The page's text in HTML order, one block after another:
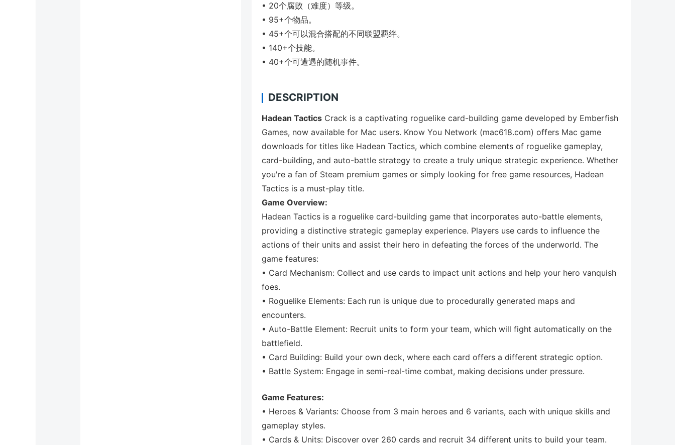
• 20个腐败（难度）等级。
• 95+个物品。
• 45+个可以混合搭配的不同联盟羁绊。
• 140+个技能。
• 40+个可遭遇的随机事件。
DESCRIPTION
Hadean Tactics Crack is a captivating roguelike card-building game developed by Emberfish
Games, now available for Mac users. Know You Network (mac618.com) offers Mac game
downloads for titles like Hadean Tactics, which combine elements of roguelike gameplay,
card-building, and auto-battle strategy to create a truly unique strategic experience. Whether
you're a fan of Steam premium games or simply looking for free game resources, Hadean
Tactics is a must-play title.
Game Overview:
Hadean Tactics is a roguelike card-building game that incorporates auto-battle elements,
providing a distinctive strategic gameplay experience. Players use cards to influence the
actions of their units and assist their hero in defeating the forces of the underworld. The
game features:
• Card Mechanism: Collect and use cards to impact unit actions and help your hero vanquish
foes.
• Roguelike Elements: Each run is unique due to procedurally generated maps and
encounters.
• Auto-Battle Element: Recruit units to form your team, which will fight automatically on the
battlefield.
• Card Building: Build your own deck, where each card offers a different strategic option.
• Battle System: Engage in semi-real-time combat, making decisions under pressure.
Game Features:
• Heroes & Variants: Choose from 3 main heroes and 6 variants, each with unique skills and
gameplay styles.
• Cards & Units: Discover over 260 cards and recruit 34 different units to build your team.